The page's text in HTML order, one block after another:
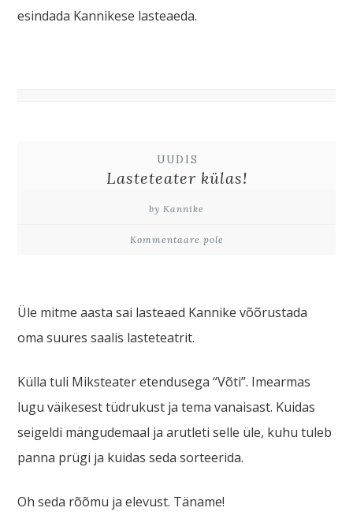
esindada Kannikese lasteaeda.
UUDIS
Lasteteater külas!
by Kannike
Kommentaare pole
Üle mitme aasta sai lasteaed Kannike võõrustada
oma suures saalis lasteteatrit.
Külla tuli Miksteater etendusega “Võti”. Imearmas
lugu väikesest tüdrukust ja tema vanaisast. Kuidas
seigeldi mängudemaal ja arutleti selle üle, kuhu tuleb
panna prügi ja kuidas seda sorteerida.
Oh seda rõõmu ja elevust. Täname!